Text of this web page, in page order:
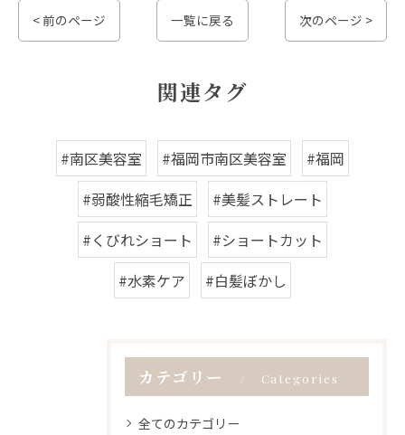
< 前のページ 一覧に戻る 次のページ >
関連タグ
#南区美容室 #福岡市南区美容室
#福岡
#弱酸性縮毛矯正
#美髪ストレート
#くびれショート
#ショートカット
#水素ケア
#白髪ぼかし
カテゴリー Categories
全てのカテゴリー